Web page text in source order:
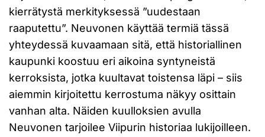
kierrätystä merkityksessä ”uudestaan
raaputettu”. Neuvonen käyttää termiä tässä
yhteydessä kuvaamaan sitä, että historiallinen
kaupunki koostuu eri aikoina syntyneistä
kerroksista, jotka kuultavat toistensa läpi – siis
aiemmin kirjoitettu kerrostuma näkyy osittain
vanhan alta. Näiden kuulloksien avulla
Neuvonen tarjoilee Viipurin historiaa lukijoilleen.